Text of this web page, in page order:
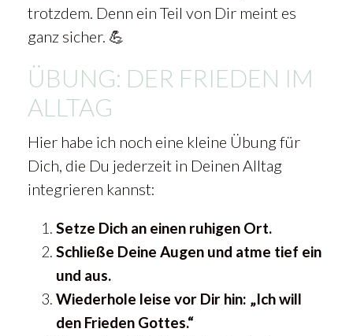
trotzdem. Denn ein Teil von Dir meint es
ganz sicher. 💪
ÜBUNG: DER FRIEDEN IM
ALLTAG
Hier habe ich noch eine kleine Übung für
Dich, die Du jederzeit in Deinen Alltag
integrieren kannst:
Setze Dich an einen ruhigen Ort.
Schließe Deine Augen und atme tief ein
und aus.
Wiederhole leise vor Dir hin: „Ich will
den Frieden Gottes.“